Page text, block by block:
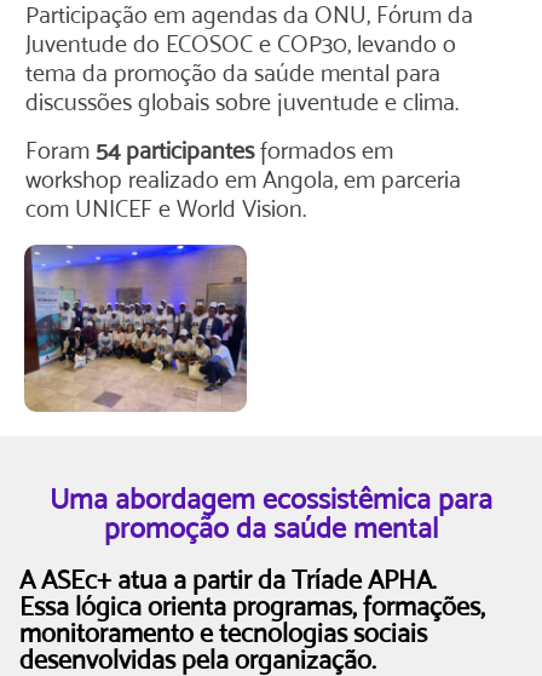
Participação em agendas da ONU, Fórum da
Juventude do ECOSOC e COP30, levando o
tema da promoção da saúde mental para
discussões globais sobre juventude e clima.
Foram 54 participantesformados em
workshop realizado em Angola, em parceria
com UNICEF e World Vision.
Uma abordagem ecossistêmica para
promoção da saúde mental
A ASEc+ atua a partir da Tríade APHA.
Essa lógica orienta programas, formações,
monitoramento e tecnologias sociais
desenvolvidas pela organização.